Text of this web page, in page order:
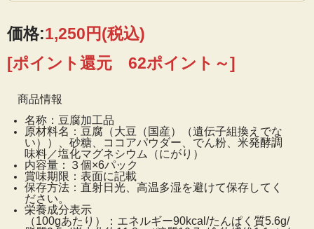
価格:1,250円(税込)
[ポイント還元 62ポイント～]
商品情報
名称：豆腐加工品
原材料名：豆腐（大豆（国産）（遺伝子組換えでな
い））、砂糖、ココアパウダー、でん粉、米発酵調
味料／塩化マグネシウム（にがり）
内容量：３個×6パック
賞味期限：表面に記載
保存方法：直射日光、高温多湿を避けて保存してく
ださい。
栄養成分表示
（100gあたり）：エネルギー90kcal/たんぱく質5.6g/